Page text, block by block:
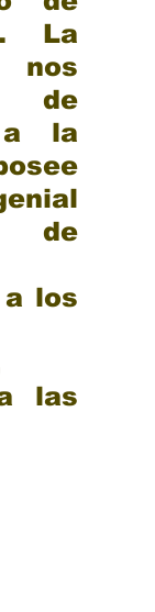
La
nos
a la
de
los
las